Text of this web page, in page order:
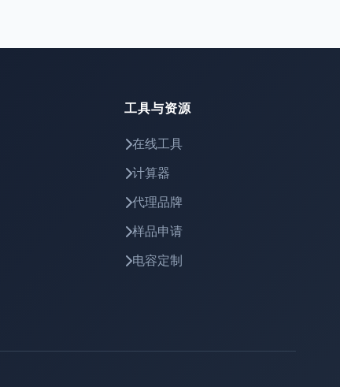
工具与资源
在线工具
计算器
代理品牌
样品申请
电容定制